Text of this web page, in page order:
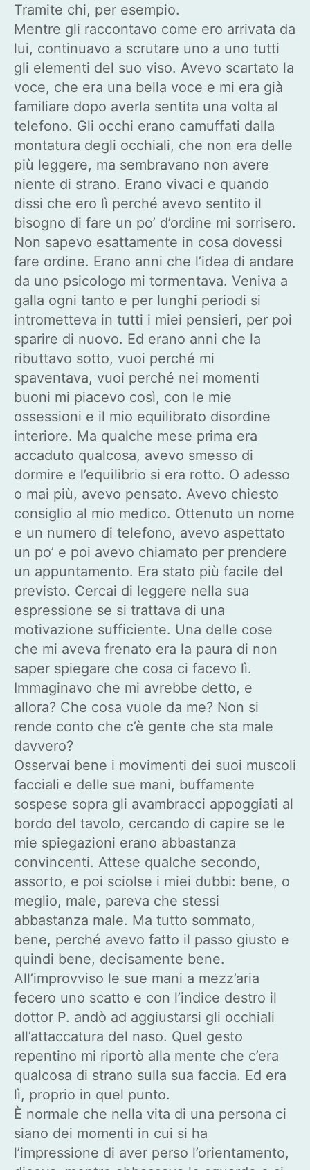
Tramite chi, per esempio.
Mentre gli raccontavo come ero arrivata da
lui, continuavo a scrutare uno a uno tutti
gli elementi del suo viso. Avevo scartato la
voce, che era una bella voce e mi era già
familiare dopo averla sentita una volta al
telefono. Gli occhi erano camuffati dalla
montatura degli occhiali, che non era delle
più leggere, ma sembravano non avere
niente di strano. Erano vivaci e quando
dissi che ero lì perché avevo sentito il
bisogno di fare un po’ d’ordine mi sorrisero.
Non sapevo esattamente in cosa dovessi
fare ordine. Erano anni che l’idea di andare
da uno psicologo mi tormentava. Veniva a
galla ogni tanto e per lunghi periodi si
intrometteva in tutti i miei pensieri, per poi
sparire di nuovo. Ed erano anni che la
ributtavo sotto, vuoi perché mi
spaventava, vuoi perché nei momenti
buoni mi piacevo così, con le mie
ossessioni e il mio equilibrato disordine
interiore. Ma qualche mese prima era
accaduto qualcosa, avevo smesso di
dormire e l’equilibrio si era rotto. O adesso
o mai più, avevo pensato. Avevo chiesto
consiglio al mio medico. Ottenuto un nome
e un numero di telefono, avevo aspettato
un po’ e poi avevo chiamato per prendere
un appuntamento. Era stato più facile del
previsto. Cercai di leggere nella sua
espressione se si trattava di una
motivazione sufficiente. Una delle cose
che mi aveva frenato era la paura di non
saper spiegare che cosa ci facevo lì.
Immaginavo che mi avrebbe detto, e
allora? Che cosa vuole da me? Non si
rende conto che c’è gente che sta male
davvero?
Osservai bene i movimenti dei suoi muscoli
facciali e delle sue mani, buffamente
sospese sopra gli avambracci appoggiati al
bordo del tavolo, cercando di capire se le
mie spiegazioni erano abbastanza
convincenti. Attese qualche secondo,
assorto, e poi sciolse i miei dubbi: bene, o
meglio, male, pareva che stessi
abbastanza male. Ma tutto sommato,
bene, perché avevo fatto il passo giusto e
quindi bene, decisamente bene.
All’improvviso le sue mani a mezz’aria
fecero uno scatto e con l’indice destro il
dottor P. andò ad aggiustarsi gli occhiali
all’attaccatura del naso. Quel gesto
repentino mi riportò alla mente che c’era
qualcosa di strano sulla sua faccia. Ed era
lì, proprio in quel punto.
È normale che nella vita di una persona ci
siano dei momenti in cui si ha
l’impressione di aver perso l’orientamento,